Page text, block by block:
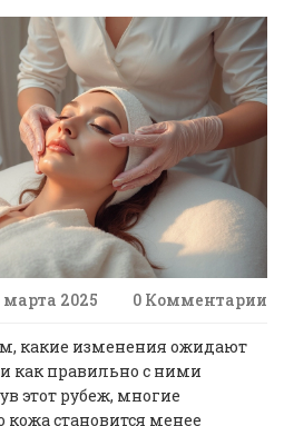
марта 2025 0 Комментарии
какие изменения ожидают
как правильно с ними
этот рубеж, многие
становится менее